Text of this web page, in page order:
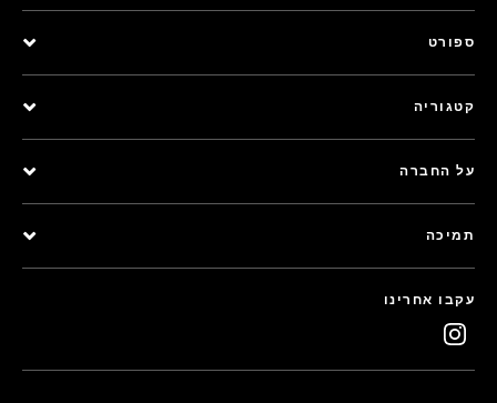
ספורט
קטגוריה
על החברה
תמיכה
עקבו אחרינו